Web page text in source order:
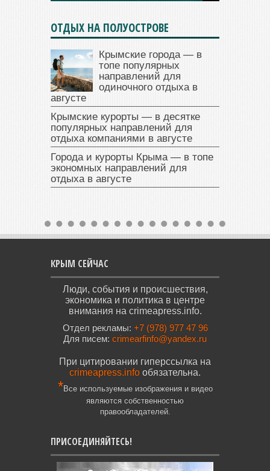
ОТДЫХ НА ПОЛУОСТРОВЕ
Крымские города — в
топе популярных
направлений для
одиночного отдыха в
августе
Крымские курорты — в десятке
популярных направлений для
отдыха компаниями в августе
Города и курорты Крыма — в топе
экономных направлений для
отдыха в августе
КРЫМ СЕЙЧАС
Люди, события и происшествия,
экономика и политика в центре
внимания на crimeapress.info.
Отдел рекламы: +7 (978) 977 47 96
Для писем: crimearfinfo@yandex.ru
При цитировании гиперссылка на
crimeapress.info обязательна.
*Все используемые изображения и видео
являются собственностью
правообладателей.
ПРИСОЕДИНЯЙТЕСЬ!